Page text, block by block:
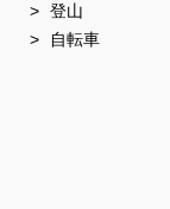
登山
自転車